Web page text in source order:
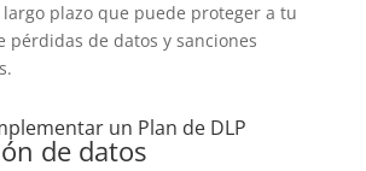
plazo que puede proteger a tu
pérdidas de datos y sanciones
un Plan de DLP
de datos